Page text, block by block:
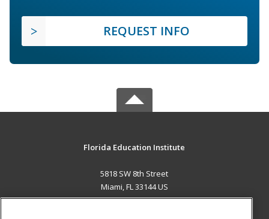
REQUEST INFO
Florida Education Institute
5818 SW 8th Street
Miami, FL 33144 US